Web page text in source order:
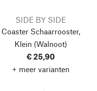
SIDE BY SIDE
Coaster Schaarrooster,
Klein (Walnoot)
€ 25,90
+ meer varianten